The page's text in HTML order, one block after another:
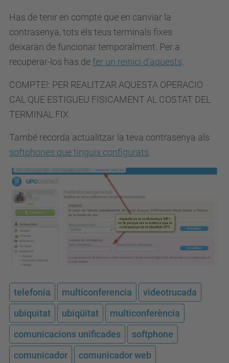
Has de tenir en compte que en canviar la
contrasenya, tots els teus terminals fixes
deixaran de funcionar temporalment. Per a
recuperar-los has defer un reinici d'aquests
COMPTE!: PER REALITZAR AQUESTA OPERACIO
CAL QUE ESTIGUEU FISICAMENT AL COSTAT DEL
TERMINAL FIX.
També recorda actualitzar la teva contrasenya als
softphones que tinguis configurats
telefonia multiconferencia
videotrucada
ubiquitat
ubiqüitat
multiconferència
comunicacions unificades
softphone
comunicador
comunicador web